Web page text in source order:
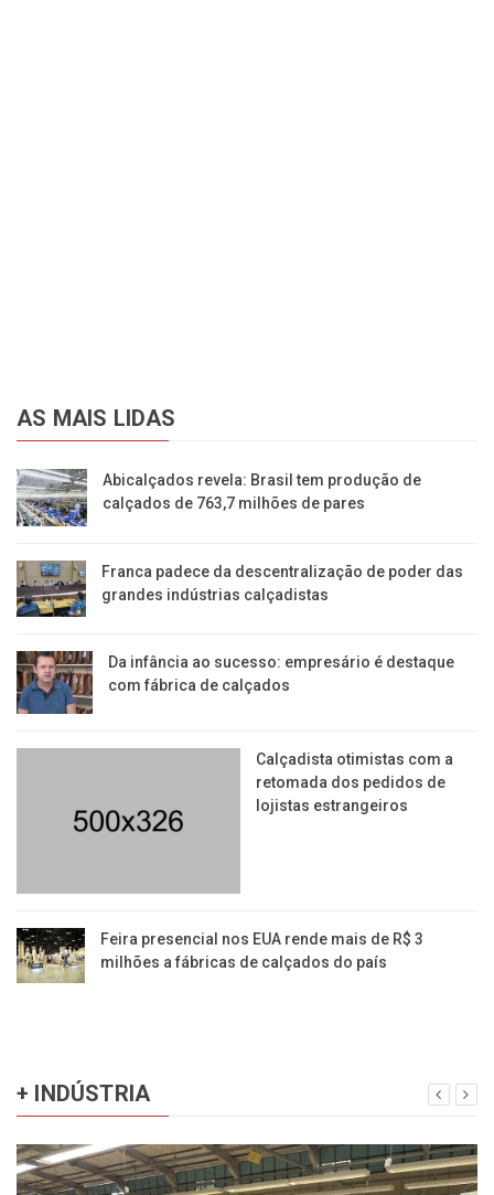
AS MAIS LIDAS
Abicalçados revela: Brasil tem produção de
calçados de 763,7 milhões de pares
Franca padece da descentralização de poder das
grandes indústrias calçadistas
Da infância ao sucesso: empresário é destaque
com fábrica de calçados
Calçadista otimistas com a
retomada dos pedidos de
lojistas estrangeiros
Feira presencial nos EUA rende mais de R$ 3
milhões a fábricas de calçados do país
+ INDÚSTRIA